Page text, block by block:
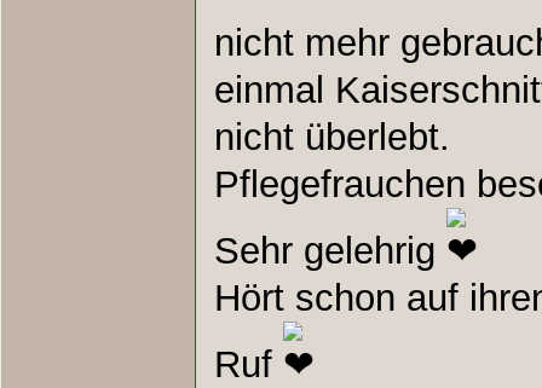
nicht mehr
einmal
nicht überlebt.
Pflegefrauchen
Sehr gelehrig
Hört schon auf
Ruf